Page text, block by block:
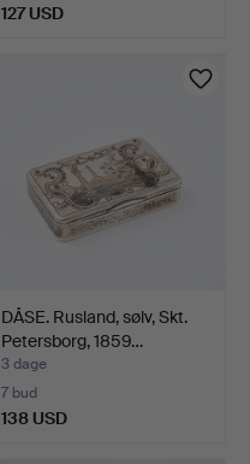
127 USD
DÅSE. Rusland, sølv, Skt.
Petersborg, 1859…
3 dage
7 bud
138 USD